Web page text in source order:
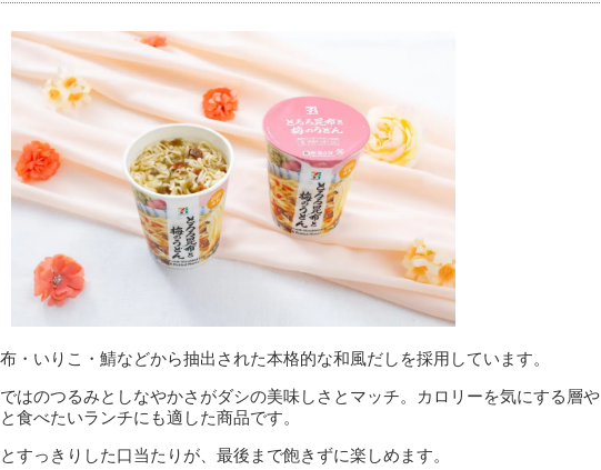
・いりこ・鯖などから抽出された本格的な和風だしを採用しています。
はのつるみとしなやかさがダシの美味しさとマッチ。カロリーを気にする層や
食べたいランチにも適した商品です。
すっきりした口当たりが、最後まで飽きずに楽しめます。